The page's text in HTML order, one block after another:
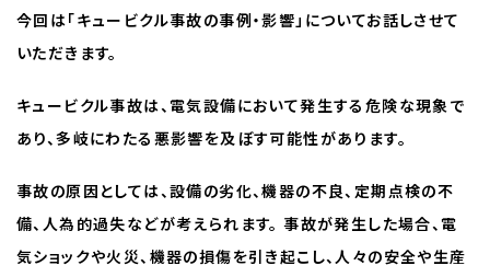
今回は「キュービクル事故の事例・影響」についてお話しさせて
いただきます。
キュービクル事故は、電気設備において発生する危険な現象で
あり、多岐にわたる悪影響を及ぼす可能性があります。
事故の原因としては、設備の劣化、機器の不良、定期点検の不
備、人為的過失などが考えられます。 事故が発生した場合、電
気ショックや火災、機器の損傷を引き起こし、人々の安全や生産